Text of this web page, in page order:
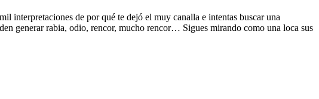
interpretaciones de por qué te dejó el muy canalla e intentas buscar una
generar rabia, odio, rencor, mucho rencor… Sigues mirando como una loca sus